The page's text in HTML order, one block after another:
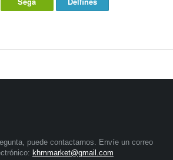
puede contactarnos. Envíe un correo
khmmarket@gmail.com